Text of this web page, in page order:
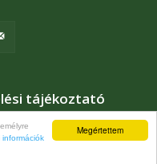
Megértettem
információk
tájékoztató
Kapcsolat